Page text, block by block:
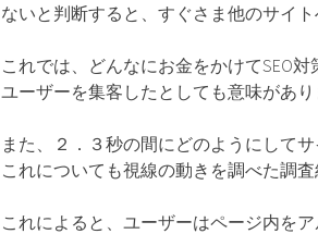
ないと判断すると、すぐさま他のサイ
これでは、どんなにお金をかけてSEO対
ユーザーを集客したとしても意味があり
また、２．３秒の間にどのようにして
これについても視線の動きを調べた調査
これによると、ユーザーはページ内を